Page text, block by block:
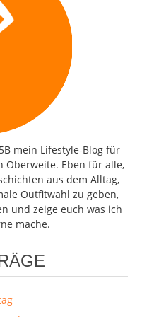
mein Lifestyle-Blog für
Oberweite. Eben für alle,
aus dem Alltag,
Outfitwahl zu geben,
und zeige euch was ich
mache.